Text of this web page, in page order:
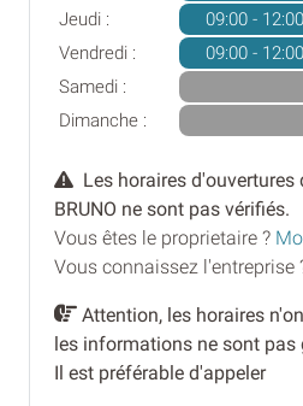
Jeudi :
09:00 - 12:00
Vendredi :
09:00 - 12:00
Samedi :
Dimanche :
Les horaires d'ouvertures
BRUNO ne sont pas vérifiés.
Vous êtes le proprietaire ?
Vous connaissez l'entreprise
Attention, les horaires
les informations ne sont pas
Il est préférable d'appeler